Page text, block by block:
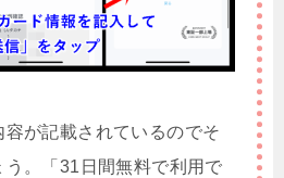
が記載されているのでそ
。「31日間無料で利用で